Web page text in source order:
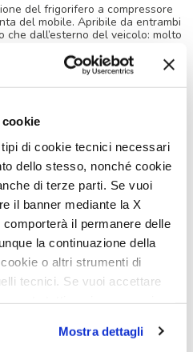
di cookie tecnici necessari
dello stesso, nonché cookie
di terze parti. Se vuoi
il banner mediante la X
il permanere delle
la continuazione della
o altri strumenti di
tecnici. Se vuoi accettare
Se vuoi saperne di più clicca
Mostra dettagli
del frigorifero a compressore
del mobile. Apribile da entrambi
che dall’esterno del veicolo: molto
il lavabo sormontato da
alla doccia è separata da
e dopo averla usata puoi
erogatore posto su
e vano portaoggetti.
dei van Menfys offre letti di grandi